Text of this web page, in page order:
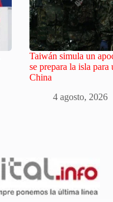
Taiwán simula un
se prepara la isla para
China
4 agosto, 2026